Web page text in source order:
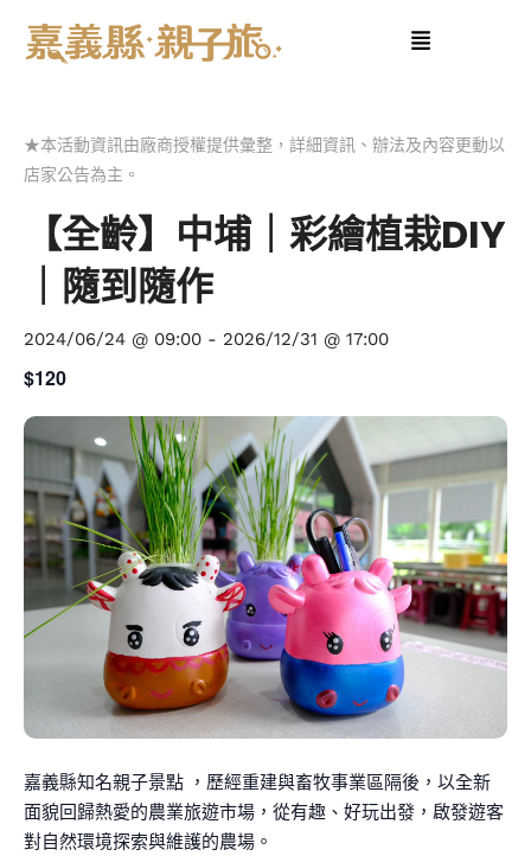
★本活動資訊由廠商授權提供彙整，詳細資訊、辦法及內容更動以
店家公告為主。
【全齡】中埔｜彩繪植栽DIY
｜隨到隨作
2024/06/24 @ 09:00 - 2026/12/31 @ 17:00
$120
嘉義縣知名親子景點 ，歷經重建與畜牧事業區隔後，以全新
面貌回歸熱愛的農業旅遊市場，從有趣、好玩出發，啟發遊客
對自然環境探索與維護的農場。